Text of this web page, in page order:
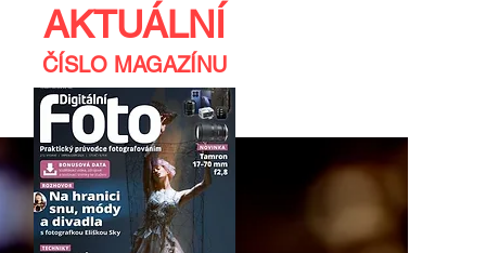
AKTUÁLNÍ
ČÍSLO MAGAZÍNU